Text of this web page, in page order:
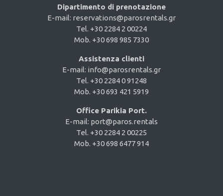
Dipartimento di prenotazione
E-mail: reservations@parosrentals.gr
Tel. +30 2284 2 00224
Mob. +30 698 985 7330
Assistenza clienti
E-mail: info@parosrentals.gr
Tel. +30 2284 0 91248
Mob. +30 693 421 5919
Office Parikia Port.
E-mail: port@paros.rentals
Tel. +30 2284 2 00225
Mob. +30 698 6477 914